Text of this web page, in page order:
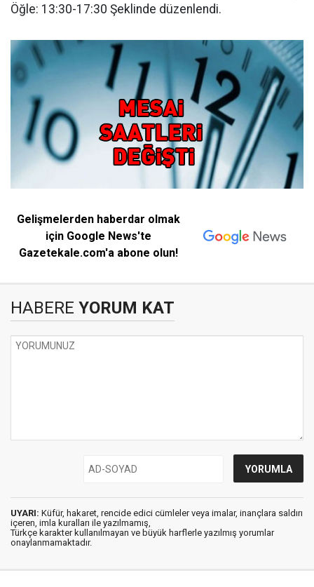
Öğle: 13:30-17:30 Şeklinde düzenlendi.
Gelişmelerden haberdar olmak
için Google News'te
Gazetekale.com'a abone olun!
HABERE YORUM KAT
UYARI: Küfür, hakaret, rencide edici cümleler veya imalar, inançlara saldırı
içeren, imla kuralları ile yazılmamış,
Türkçe karakter kullanılmayan ve büyük harflerle yazılmış yorumlar
onaylanmamaktadır.